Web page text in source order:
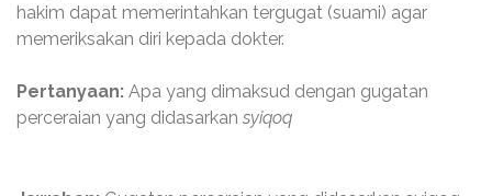
hakim dapat memerintahkan tergugat (suami) agar
memeriksakan diri kepada dokter.
Pertanyaan: Apa yang dimaksud dengan gugatan
perceraian yang didasarkan syiqoq